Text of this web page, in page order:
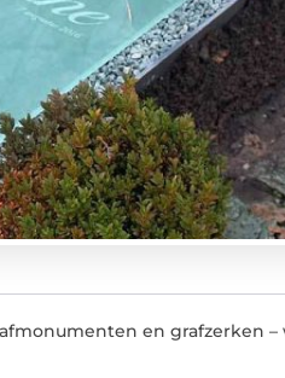
en grafzerken –